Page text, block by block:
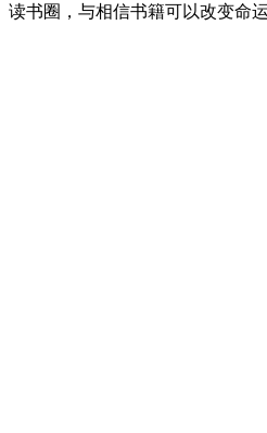
读书圈，与相信书籍可以改变命